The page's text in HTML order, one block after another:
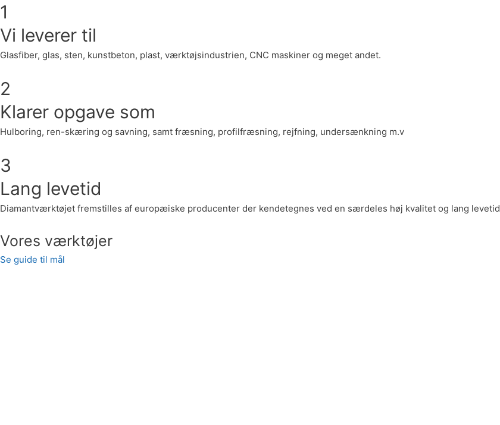
1
Vi leverer til
Glasfiber, glas, sten, kunstbeton, plast, værktøjsindustrien, CNC maskiner og meget andet.
2
Klarer opgave som
Hulboring, ren-skæring og savning, samt fræsning, profilfræsning, rejfning, undersænkning m.v
3
Lang levetid
Diamantværktøjet fremstilles af europæiske producenter der kendetegnes ved en særdeles høj kvalitet og lang levetid
Vores værktøjer
Se guide til mål